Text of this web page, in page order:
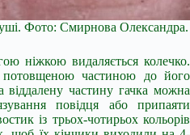
Фото: Смирнова Олександра.
ніжкою видаляється колечко.
потовщеною частиною до його
частину гачка можна
повідця або припаяти
із трьох-чотирьох кольорів